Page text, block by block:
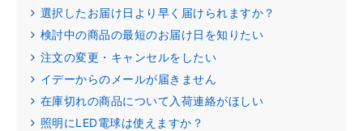
選択したお届け日より早く届けられますか？
検討中の商品の最短のお届け日を知りたい
注文の変更・キャンセルをしたい
イデーからのメールが届きません
在庫切れの商品について入荷連絡がほしい
照明にLED電球は使えますか？